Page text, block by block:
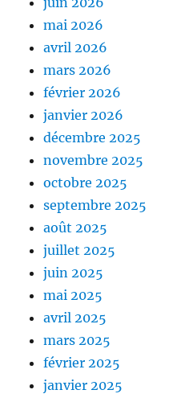
mai 2026
avril 2026
mars 2026
février 2026
janvier 2026
décembre 2025
novembre 2025
octobre 2025
septembre 2025
août 2025
juillet 2025
juin 2025
mai 2025
avril 2025
mars 2025
février 2025
janvier 2025